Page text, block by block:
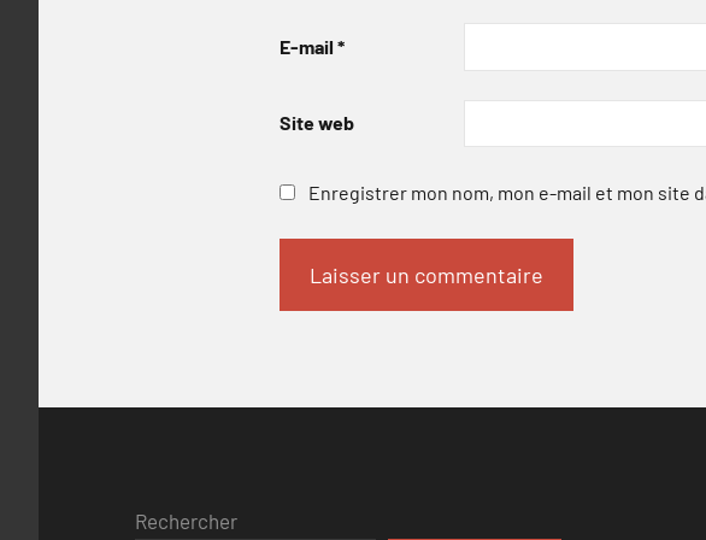
E-mail *
Site web
Enregistrer mon nom, mon e-mail et mon site
Rechercher